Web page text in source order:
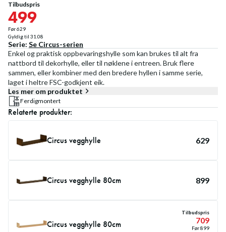
Tilbudspris
499
Før629
Gyldig til 31.08
Serie: Se Circus-serien
Enkel og praktisk oppbevaringshylle som kan brukes til alt fra
nattbord til dekorhylle, eller til nøklene i entreen. Bruk flere
sammen, eller kombiner med den bredere hyllen i samme serie,
laget i heltre FSC-godkjent eik.
Les mer om produktet
Ferdigmontert
Relaterte produkter:
Circus vegghylle 629
Circus vegghylle 80cm 899
Circus vegghylle 80cm
Tilbudspris
709
Før899